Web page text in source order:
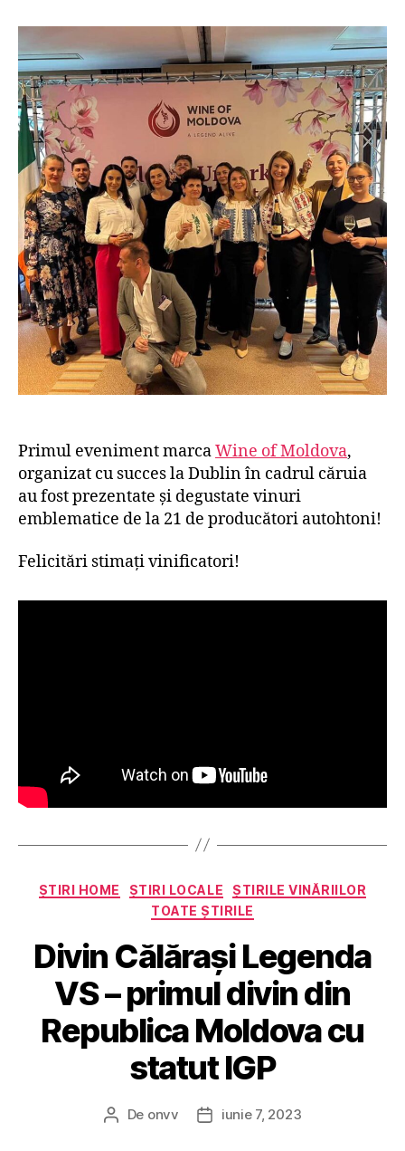
Primul eveniment marcaWine of Moldova,
organizat cu succes la Dublin în cadrul căruia
au fost prezentate și degustate vinuri
emblematice de la 21 de producători autohtoni!
Felicitări stimați vinificatori!
Categorii
ȘTIRI HOME ȘTIRI LOCALE
ȘTIRILE VINĂRIILOR
TOATE ȘTIRILE
Divin Călărași Legenda
VS – primul divin din
Republica Moldova cu
statut IGP
Autor
De onvv
Datăiunie 7, 2023